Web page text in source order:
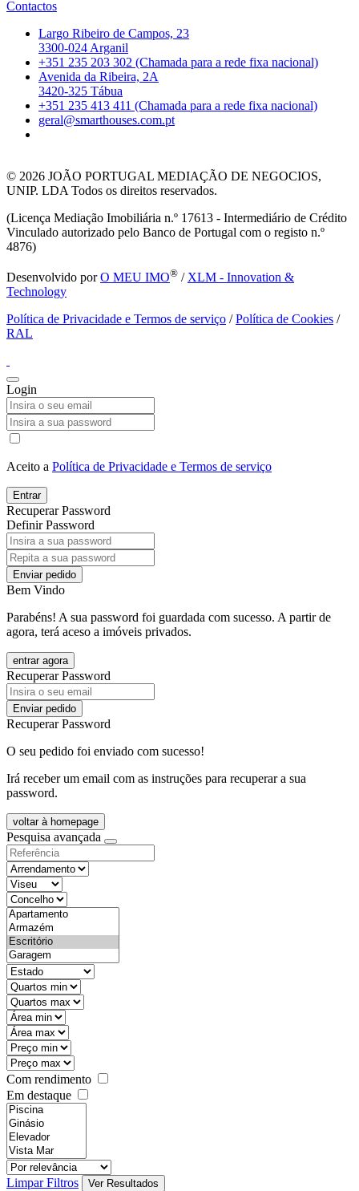
Contactos
Largo Ribeiro de Campos, 23
3300-024 Arganil
+351 235 203 302 (Chamada para a rede fixa nacional)
Avenida da Ribeira, 2A
3420-325 Tábua
+351 235 413 411 (Chamada para a rede fixa nacional)
geral@smarthouses.com.pt
© 2026 JOÃO PORTUGAL MEDIAÇÃO DE NEGOCIOS,
UNIP. LDA Todos os direitos reservados.
(Licença Mediação Imobiliária n.º 17613 - Intermediário de Crédito
Vinculado autorizado pelo Banco de Portugal com o registo n.º
4876)
Desenvolvido porO MEU IMO® / XLM - Innovation &
Technology
Política de Privacidade e Termos de serviço /Política de Cookies /
RAL
Login
Aceito a Política de Privacidade e Termos de serviço
Entrar
Recuperar Password
Definir Password
Enviar pedido
Bem Vindo
Parabéns! A sua password foi guardada com sucesso. A partir de
agora, terá aceso a imóveis privados.
entrar agora
Recuperar Password
Enviar pedido
Recuperar Password
O seu pedido foi enviado com sucesso!
Irá receber um email com as instruções para recuperar a sua
password.
voltar à homepage
Pesquisa avançada
Com rendimento
Em destaque
Limpar Filtros Ver Resultados